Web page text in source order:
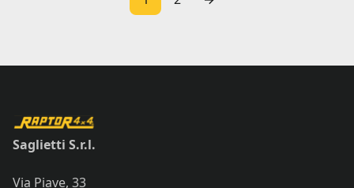
Saglietti S.r.l.
Via Piave, 33